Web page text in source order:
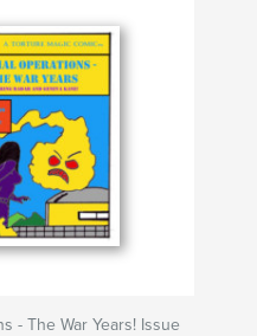
- The War Years! Issue